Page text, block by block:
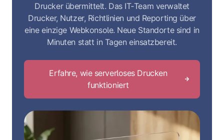
Drucker übermittelt. Das IT‑Team verwaltet
Drucker, Nutzer, Richtlinien und Reporting über
eine einzige Webkonsole. Neue Standorte sind in
Minuten statt in Tagen einsatzbereit.
Erfahre, wie serverloses Drucken
funktioniert